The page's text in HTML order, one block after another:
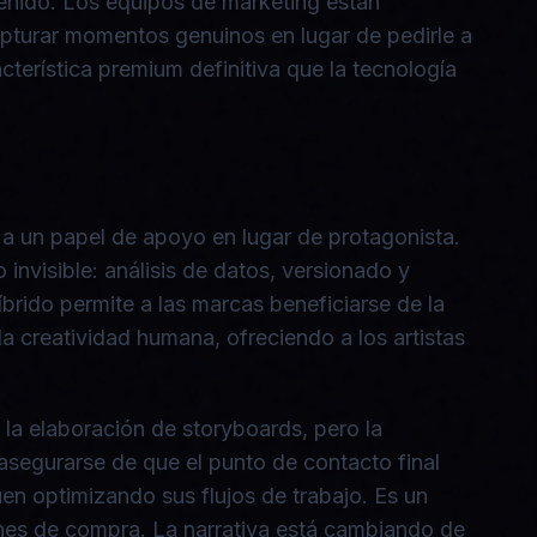
momentos genuinos en lugar de pedirle a
premium definitiva que la tecnología
un papel de apoyo en lugar de protagonista.
invisible: análisis de datos, versionado y
permite a las marcas beneficiarse de la
creatividad humana, ofreciendo a los artistas
elaboración de storyboards, pero la
de que el punto de contacto final
optimizando sus flujos de trabajo. Es un
de compra. La narrativa está cambiando de